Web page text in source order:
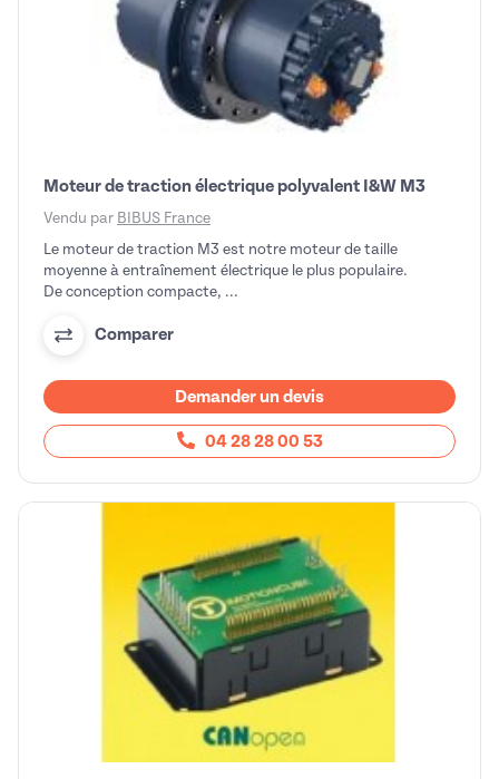
Moteur de traction électrique polyvalent I&W M3
Vendu par BIBUS France
Le moteur de traction M3 est notre moteur de taille
moyenne à entraînement électrique le plus populaire.
De conception compacte, ...
Comparer
Demander un devis
04 28 28 00 53